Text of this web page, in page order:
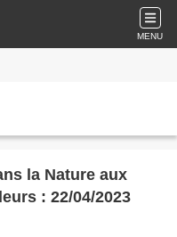
MENU
la Nature aux
: 22/04/2023